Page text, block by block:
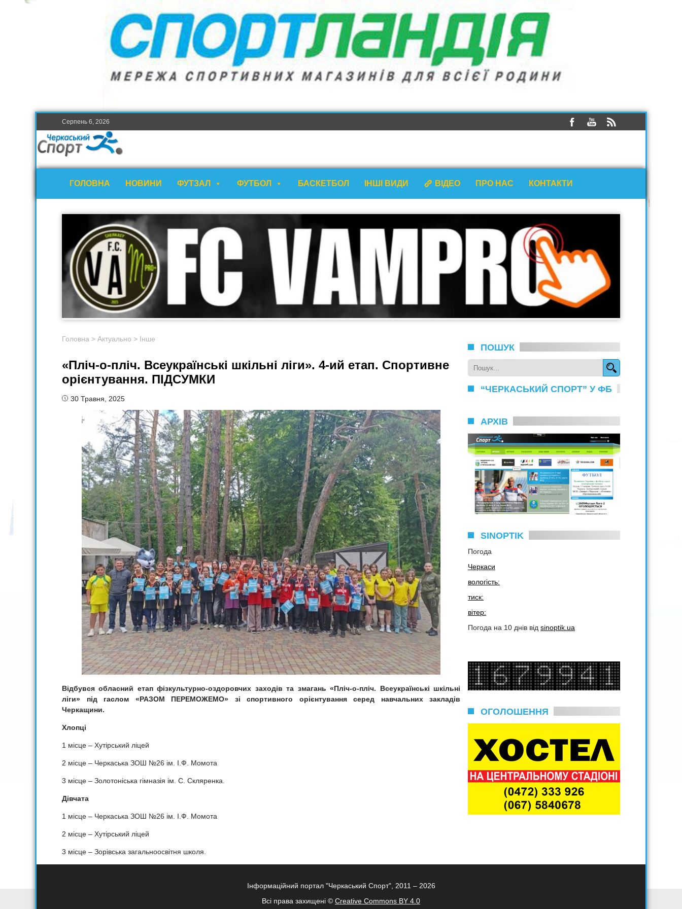
Серпень 6, 2026
ГОЛОВНА НОВИНИ ФУТЗАЛ ФУТБОЛ БАСКЕТБОЛ ІНШІ ВИДИ ВІДЕО ПРО НАС КОНТАКТИ
Головна > Актуально > Інше
«Пліч-о-пліч. Всеукраїнські шкільні ліги». 4-ий етап. Спортивне
орієнтування. ПІДСУМКИ
30 Травня, 2025
Відбувся обласний етап фізкультурно-оздоровчих заходів та змагань «Пліч-о-пліч. Всеукраїнські шкільні
ліги» під гаслом «РАЗОМ ПЕРЕМОЖЕМО» зі спортивного орієнтуваннясеред навчальних закладів
Черкащини.
Хлопці
1 місце – Хутірський ліцей
2 місце – Черкаська ЗОШ №26 ім. І.Ф. Момота
3 місце – Золотоніська гімназія ім. С. Скляренка.
Дівчата
1 місце – Черкаська ЗОШ №26 ім. І.Ф. Момота
2 місце – Хутірський ліцей
3 місце – Зорівська загальноосвітня школя.
ПОШУК
“ЧЕРКАСЬКИЙ СПОРТ” У ФБ
АРХІВ
SINOPTIK
Погода
Черкаси
вологість:
тиск:
вітер:
Погода на 10 днів від sinoptik.ua
ОГОЛОШЕННЯ
Інформаційний портал "Черкаський Спорт", 2011 – 2026
Всі права захищені © Creative Commons BY 4.0